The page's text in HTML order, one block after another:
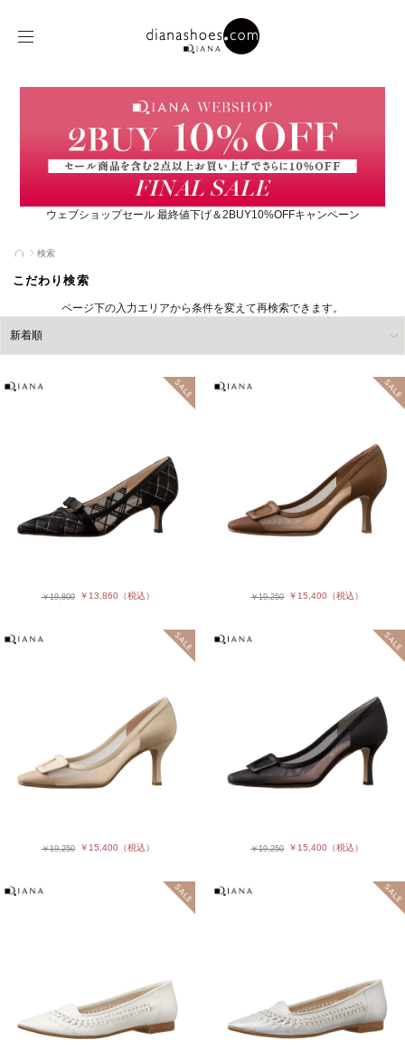
ウェブショップセール 最終値下げ＆2BUY10%OFFキャンペーン
検索
こだわり検索
ページ下の入力エリアから条件を変えて再検索できます。
￥19,800 ￥13,860（税込） ￥19,250 ￥15,400 （税込）
￥19,250 ￥15,400（税込） ￥19,250 ￥15,400 （税込）